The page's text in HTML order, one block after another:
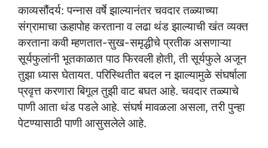
काव्यसौंदर्य: पन्नास वर्षे झाल्यानंतर चवदार तळ्याच्या
संग्रामाचा ऊहापोह करताना व लढा थंड झाल्याची खंत व्यक्त
करताना कवी म्हणतात-सुख-समृद्धीचे प्रतीक असणाऱ्या
सूर्यफुलांनी भूतकाळात पाठ फिरवली होती, ती सूर्यफुले अजून
तुझा ध्यास घेतायत. परिस्थितीत बदल न झाल्यामुळे संघर्षाला
प्रवृत्त करणारा बिगूल तुझी वाट बघत आहे. चवदार तळ्याचे
पाणी आता थंड पडले आहे. संघर्ष मावळला असला, तरी पुन्हा
पेटण्यासाठी पाणी आसुसलेले आहे.